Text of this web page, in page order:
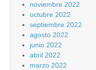
noviembre 2022
octubre 2022
septiembre 2022
agosto 2022
junio 2022
abril 2022
marzo 2022